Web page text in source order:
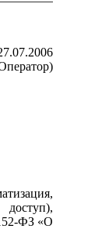
доступ),
ФЗ «О